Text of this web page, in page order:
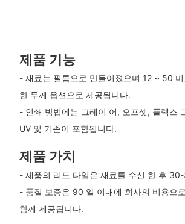
제품 기능
- 재료는 필름으로 만들어졌으며 12 ~ 50
한 두께 옵션으로 제공됩니다.
- 인쇄 방법에는 그레이 어, 오프셋, 플렉스
UV 및 기존이 포함됩니다.
제품 가치
- 제품의 리드 타임은 재료를 수신 한 후
- 품질 보증은 90 일 이내에 회사의 비용으
함께 제공됩니다.